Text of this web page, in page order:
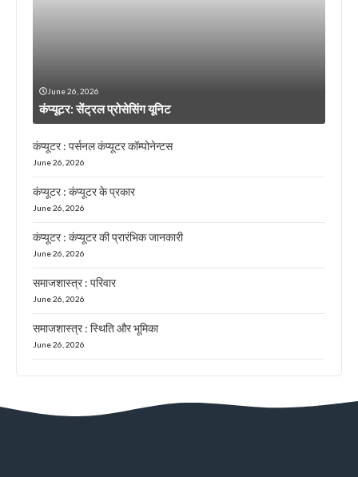
June 26, 2026
कंप्यूटर: सेंट्रल प्रोसेसिंग यूनिट
कंप्यूटर : पर्सनल कंप्यूटर कॉम्पोनेन्टस
June 26, 2026
कंप्यूटर : कंप्यूटर के प्रकार
June 26, 2026
कंप्यूटर : कंप्यूटर की प्रारंभिक जानकारी
June 26, 2026
समाजशास्त्र : परिवार
June 26, 2026
समाजशास्त्र : स्थिति और भूमिका
June 26, 2026